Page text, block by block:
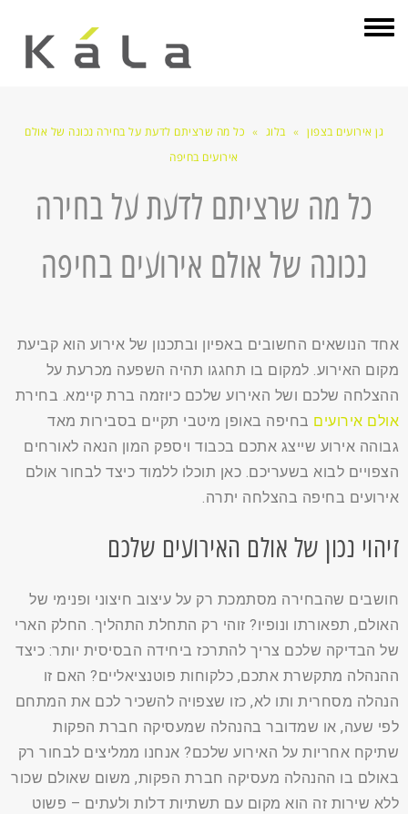
תפריט
גן אירועים בצפון » בלוג » כל מה שרציתם לדעת על בחירה נכונה של אולם
אירועים בחיפה
כל מה שרציתם לדעת על בחירה
נכונה של אולם אירועים בחיפה
אחד הנושאים החשובים באפיון ובתכנון של אירוע הוא קביעת
מקום האירוע. למקום בו תחגגו תהיה השפעה מכרעת על
ההצלחה שלכם ושל האירוע שלכם כיוזמה ברת קיימא. בחירת
אולם אירועים בחיפה באופן מיטבי תקיים בסבירות מאד
גבוהה אירוע שייצג אתכם בכבוד ויספק המון הנאה לאורחים
הצפויים לבוא בשעריכם. כאן תוכלו ללמוד כיצד לבחור אולם
אירועים בחיפה בהצלחה יתרה.
זיהוי נכון של אולם האירועים שלכם
חושבים שהבחירה מסתמכת רק על עיצוב חיצוני ופנימי של
האולם, תפאורתו ונופיו? זוהי רק התחלת התהליך. החלק הארי
של הבדיקה שלכם צריך להתרכז ביחידה הבסיסית יותר: כיצד
ההנהלה מתקשרת אתכם, כלקוחות פוטנציאליים? האם זו
הנהלה מסחרית ותו לא, כזו שצפויה להשכיר לכם את המתחם
לפי שעה, או שמדובר בהנהלה שמעסיקה חברת הפקות
שתיקח אחריות על האירוע שלכם? אנחנו ממליצים לבחור רק
באולם בו ההנהלה מעסיקה חברת הפקות, משום שאולם שכור
ללא שירות זה הוא מקום עם תשתיות דלות ולעתים – פשוט